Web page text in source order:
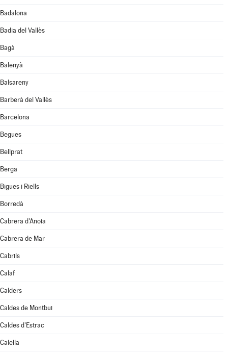
Badalona
Badia del Vallès
Bagà
Balenyà
Balsareny
Barberà del Vallès
Barcelona
Begues
Bellprat
Berga
Bigues i Riells
Borredà
Cabrera d'Anoia
Cabrera de Mar
Cabrils
Calaf
Calders
Caldes de Montbui
Caldes d'Estrac
Calella